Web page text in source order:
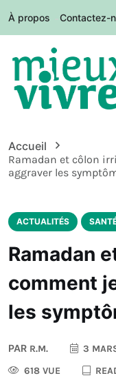
À propos Contactez-
Accueil
Ramadan et côlon
aggraver les
ACTUALITÉS
Ramadan
comment
les
PAR R.M. 3
618 VUE